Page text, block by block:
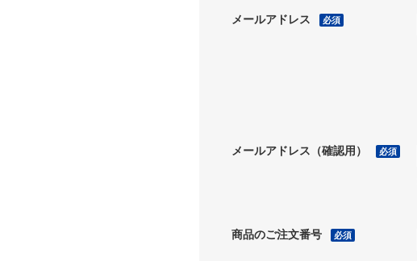
メールアドレス 必須
メールアドレス（確認用） 必須
商品のご注文番号 必須